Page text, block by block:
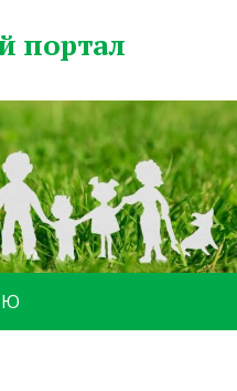
портал